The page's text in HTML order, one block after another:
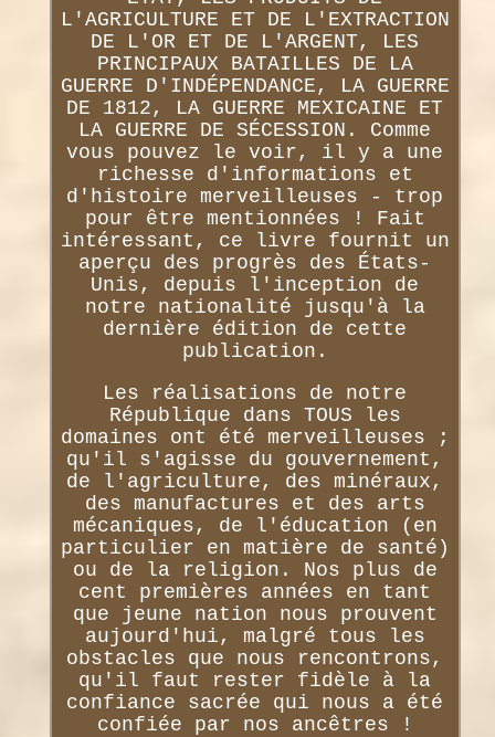
L'AGRICULTURE ET DE L'EXTRACTION
DE L'OR ET DE L'ARGENT, LES
PRINCIPAUX BATAILLES DE LA
GUERRE D'INDÉPENDANCE, LA GUERRE
DE 1812, LA GUERRE MEXICAINE ET
LA GUERRE DE SÉCESSION. Comme
vous pouvez le voir, il y a une
richesse d'informations et
d'histoire merveilleuses - trop
pour être mentionnées ! Fait
intéressant, ce livre fournit un
aperçu des progrès des États-
Unis, depuis l'inception de
notre nationalité jusqu'à la
dernière édition de cette
publication.
Les réalisations de notre
République dans TOUS les
domaines ont été merveilleuses ;
qu'il s'agisse du gouvernement,
de l'agriculture, des minéraux,
des manufactures et des arts
mécaniques, de l'éducation (en
particulier en matière de santé)
ou de la religion. Nos plus de
cent premières années en tant
que jeune nation nous prouvent
aujourd'hui, malgré tous les
obstacles que nous rencontrons,
qu'il faut rester fidèle à la
confiance sacrée qui nous a été
confiée par nos ancêtres !